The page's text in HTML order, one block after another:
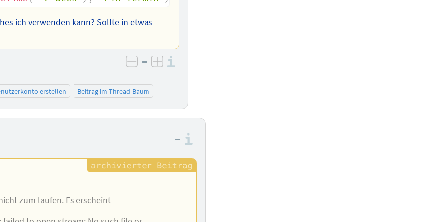
ich verwenden kann? Sollte in etwas
negativ bewerten
– positiv bewerten
erstellen Beitrag im Thread-Baum
–
zum laufen. Es erscheint